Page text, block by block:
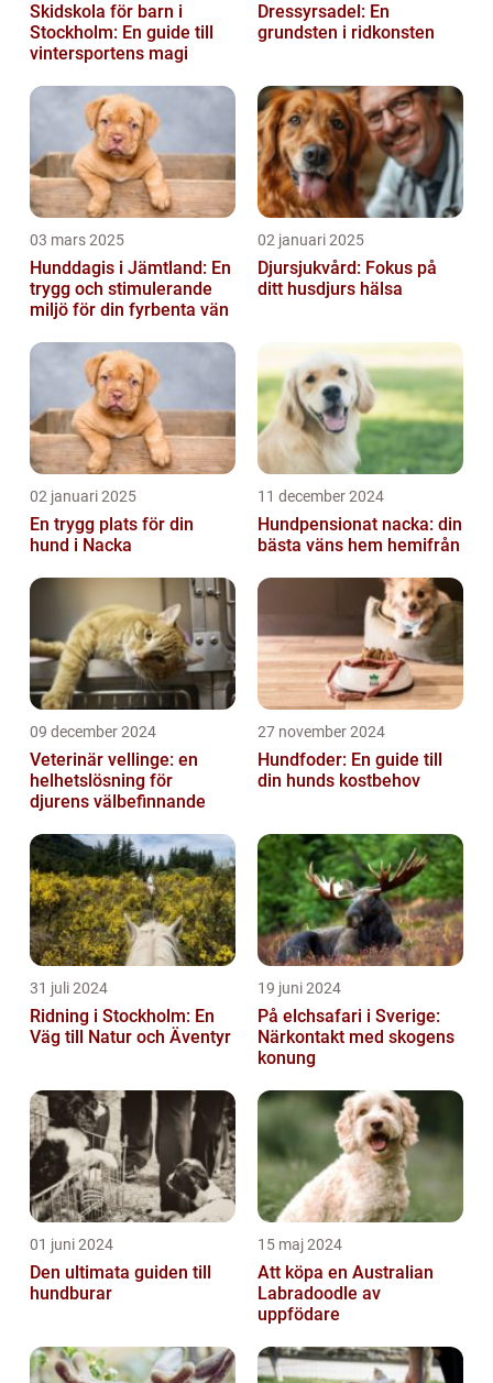
Skidskola för barn i
Stockholm: En guide till
vintersportens magi
Dressyrsadel: En
grundsten i ridkonsten
03 mars 2025
Hunddagis i Jämtland: En
trygg och stimulerande
miljö för din fyrbenta vän
02 januari 2025
Djursjukvård: Fokus på
ditt husdjurs hälsa
02 januari 2025
En trygg plats för din
hund i Nacka
11 december 2024
Hundpensionat nacka: din
bästa väns hem hemifrån
09 december 2024
Veterinär vellinge: en
helhetslösning för
djurens välbefinnande
27 november 2024
Hundfoder: En guide till
din hunds kostbehov
31 juli 2024
Ridning i Stockholm: En
Väg till Natur och Äventyr
19 juni 2024
På elchsafari i Sverige:
Närkontakt med skogens
konung
01 juni 2024
Den ultimata guiden till
hundburar
15 maj 2024
Att köpa en Australian
Labradoodle av
uppfödare